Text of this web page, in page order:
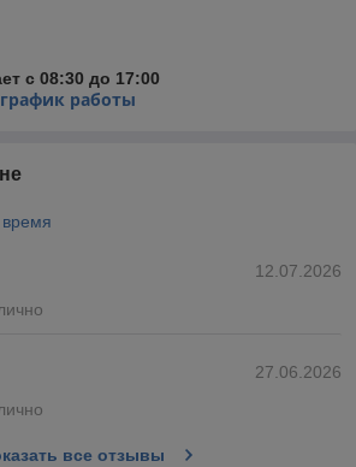
с 08:30 до 17:00
работы
время
12.07.2026
27.06.2026
все отзывы